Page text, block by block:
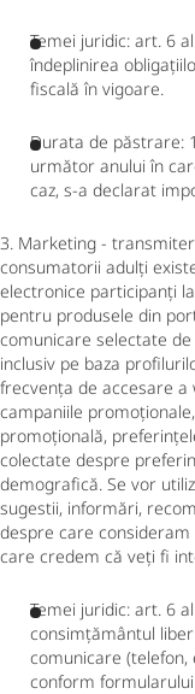
Temei juridic: art. 6
îndeplinirea
fiscală în vigoare.
Durata de păstrare:
următor anului în
caz, s-a declarat
3. Marketing -
consumatorii adulți
electronice participanți
pentru produsele din
comunicare selectate
inclusiv pe baza
frecvența de accesare
campaniile
promoțională,
colectate despre
demografică. Se vor
sugestii, informări,
despre care consideram
care credem că veți fi
Temei juridic: art. 6
consimțământul
comunicare
conform